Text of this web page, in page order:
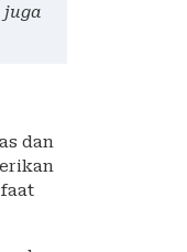
juga
dan